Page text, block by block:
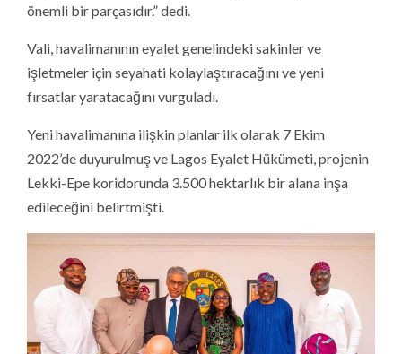
önemli bir parçasıdır.” dedi.
Vali, havalimanının eyalet genelindeki sakinler ve
işletmeler için seyahati kolaylaştıracağını ve yeni
fırsatlar yaratacağını vurguladı.
Yeni havalimanına ilişkin planlar ilk olarak 7 Ekim
2022’de duyurulmuş ve Lagos Eyalet Hükümeti, projenin
Lekki-Epe koridorunda 3.500 hektarlık bir alana inşa
edileceğini belirtmişti.